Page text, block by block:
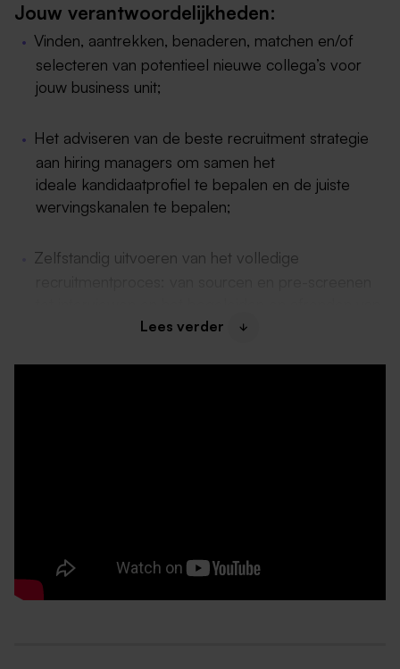
Jouw verantwoordelijkheden:
Vinden, aantrekken, benaderen, matchen en/of
selecteren van potentieel nieuwe collega’s voor
jouw business unit;
Het adviseren van de beste recruitment strategie
aan hiring managers om samen het
ideale kandidaatprofiel te bepalen en de juiste
wervingskanalen te bepalen;
Zelfstandig uitvoeren van het volledige
het job offerproces;
Een salaris dat bij jouw kwaliteiten en ervaring
past tussen € 3.178,- en € 4.540,-;
Lees verder